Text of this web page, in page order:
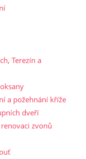
Terezín a
a požehnání kříže
dveří
zvonů